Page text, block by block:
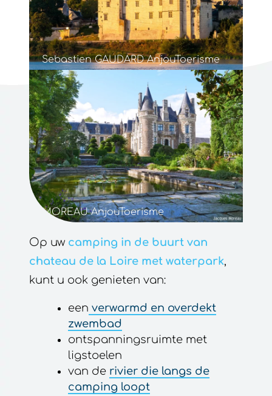
Sebastien GAUDARD AnjouToerisme
MOREAU AnjouToerisme
Op uw camping in de buurt van
chateau de la Loire met waterpark,
kunt u ook genieten van:
een verwarmd en overdekt
zwembad
ontspanningsruimte met
ligstoelen
van de rivier die langs de
camping loopt